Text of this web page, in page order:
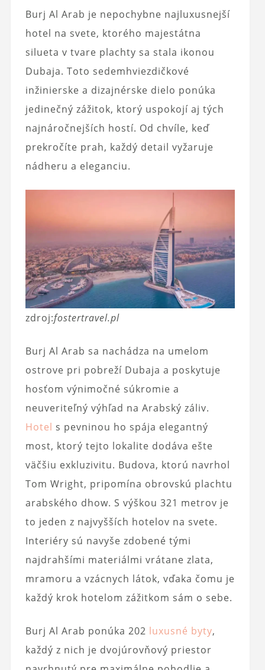
Burj Al Arab je nepochybne najluxusnejší
hotel na svete, ktorého majestátna
silueta v tvare plachty sa stala ikonou
Dubaja. Toto sedemhviezdičkové
inžinierske a dizajnérske dielo ponúka
jedinečný zážitok, ktorý uspokojí aj tých
najnáročnejších hostí. Od chvíle, keď
prekročíte prah, každý detail vyžaruje
nádheru a eleganciu.
zdroj:fostertravel.pl
Burj Al Arab sa nachádza na umelom
ostrove pri pobreží Dubaja a poskytuje
hosťom výnimočné súkromie a
neuveriteľný výhľad na Arabský záliv.
Hotel s pevninou ho spája elegantný
most, ktorý tejto lokalite dodáva ešte
väčšiu exkluzivitu. Budova, ktorú navrhol
Tom Wright, pripomína obrovskú plachtu
arabského dhow. S výškou 321 metrov je
to jeden z najvyšších hotelov na svete.
Interiéry sú navyše zdobené tými
najdrahšími materiálmi vrátane zlata,
mramoru a vzácnych látok, vďaka čomu je
každý krok hotelom zážitkom sám o sebe.
Burj Al Arab ponúka 202 luxusné byty,
každý z nich je dvojúrovňový priestor